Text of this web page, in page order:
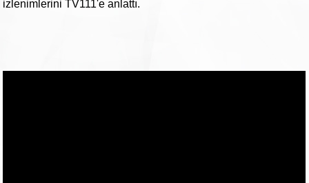
izlenimlerini TV111'e anlattı.